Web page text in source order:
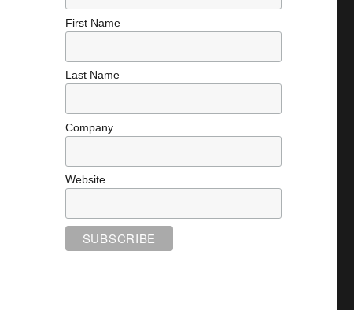
First Name
Last Name
Company
Website